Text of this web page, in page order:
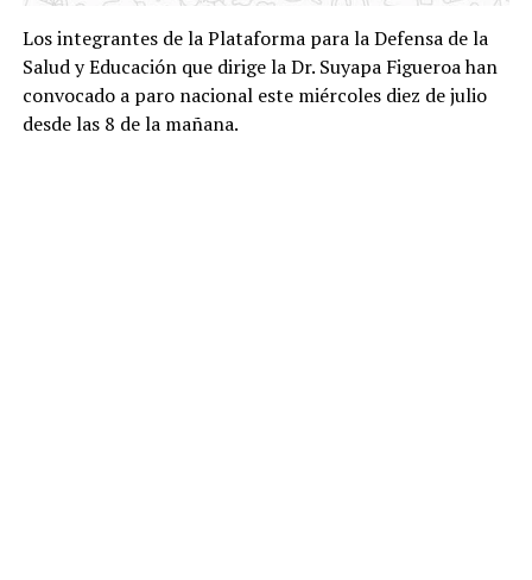
Los integrantes de la Plataforma para la Defensa de la
Salud y Educación que dirige la Dr. Suyapa Figueroa han
convocado a paro nacional este miércoles diez de julio
desde las 8 de la mañana.